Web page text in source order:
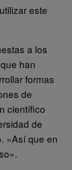
este
a los
han
formas
de
científico
de
«Así que en